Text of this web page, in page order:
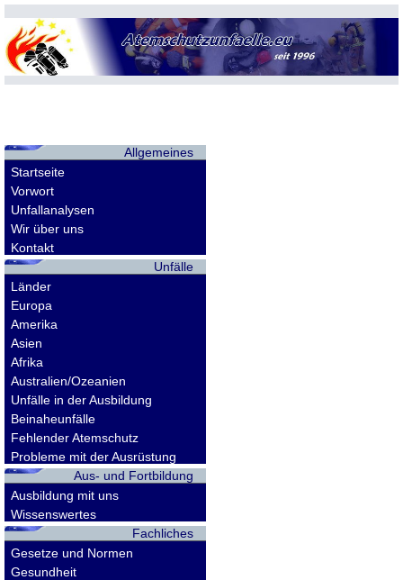
Allgemeines
Startseite
Vorwort
Unfallanalysen
Wir über uns
Kontakt
Unfälle
Länder
Europa
Amerika
Asien
Afrika
Australien/Ozeanien
Unfälle in der Ausbildung
Beinaheunfälle
Fehlender Atemschutz
Probleme mit der Ausrüstung
Aus- und Fortbildung
Ausbildung mit uns
Wissenswertes
Fachliches
Gesetze und Normen
Gesundheit